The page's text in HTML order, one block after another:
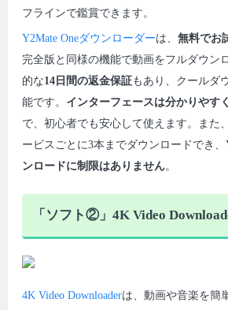
フラインで鑑賞できます。
Y2Mate Oneダウンローダーは、 無料でお
完全版と同様の機能で動画をフルダウン
的な14日間の返金保証もあり、クールダ
能です。 インターフェースは分かりやすく
で、初心者でも安心して使えます。また
ービスごとに3本までダウンロードでき、
ンロードに制限はありません。
「ソフト②」4K Video
4K Video Downloaderは、動画や音楽を簡